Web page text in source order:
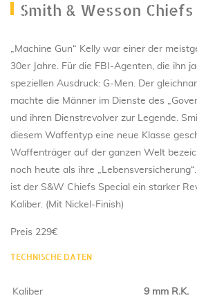
Smith & Wesson
„Machine Gun“ Kelly war einer der
30er Jahre. Für die FBI-Agenten, die ihn
speziellen Ausdruck: G-Men. Der
machte die Männer im Dienste des
und ihren Dienstrevolver zur Legende.
diesem Waffentyp eine neue Klasse
Waffenträger auf der ganzen Welt
noch heute als ihre
ist der S&W Chiefs Special ein starker
Kaliber. (Mit Nickel-Finish)
Preis 229€
TECHNISCHE DATEN
Kaliber
9 mm R.K.